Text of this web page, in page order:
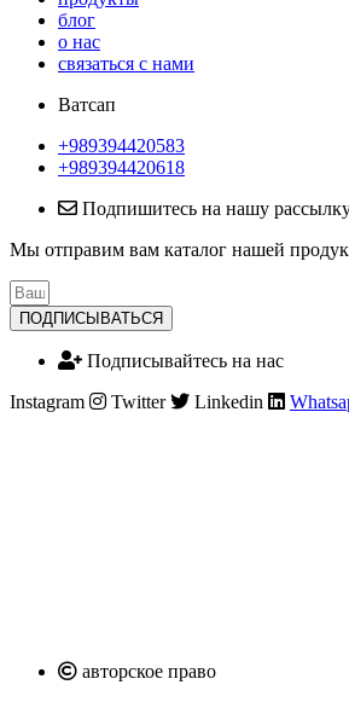
блог
о нас
связаться с нами
Ватсап
+989394420583
+989394420618
Подпишитесь на нашу
Мы отправим вам каталог нашей
ПОДПИСЫВАТЬСЯ
Подписывайтесь на нас
Instagram
Twitter Linkedin
авторское право